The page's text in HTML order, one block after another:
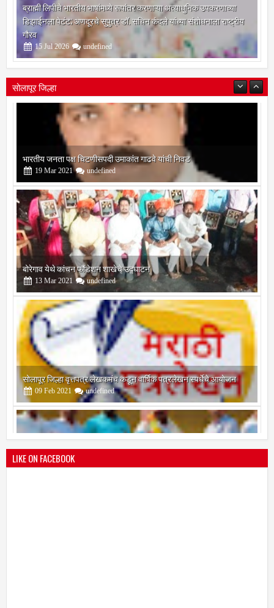
ब्राह्मी लिपीचे भारतीय भाषांमध्ये रूपांतर करणाऱ्या अत्याधुनिक उपकरणाच्या
डिझाईनला पेटंट; अणदूरचे सुपुत्र डॉ. सचिन कंदले यांच्या संशोधनाला राष्ट्रीय
गौरव
15 Jul 2026 undefined
सोलापूर जिल्हा
बोरेगाव येथे कांचन फौंडेशन शाखेचे उद्घाटन
13 Mar 2021 undefined
सोलापूर जिल्हा वृत्तपत्र लेखकमंच कडून वार्षिक पत्रलेखन स्पर्धेचे आयोजन
09 Feb 2021 undefined
श्री मल्लिकार्जुन प्रशालेकडून उमाकांत गाढवे यांचा सत्कार
25 Mar 2021 undefined
LIKE ON FACEBOOK